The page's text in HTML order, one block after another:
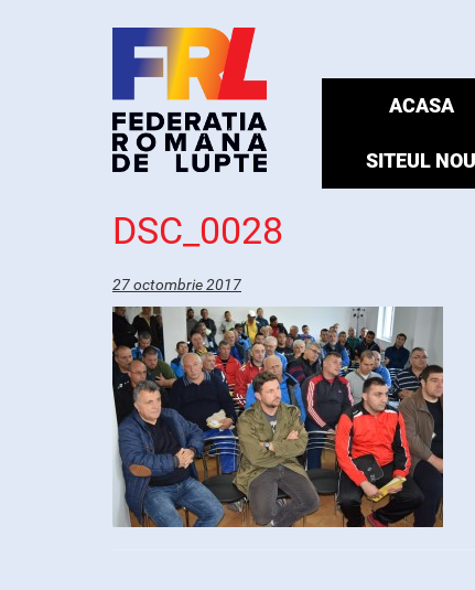
ACASA
SITEUL NOU
DSC_0028
27 octombrie 2017